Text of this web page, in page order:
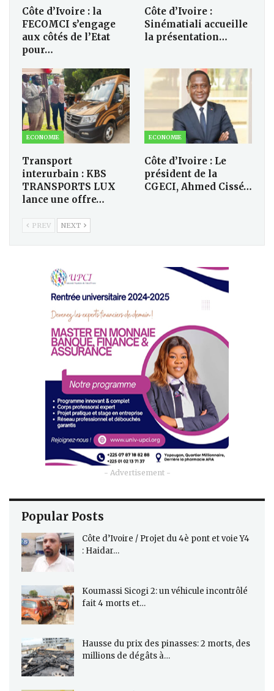
Côte d’Ivoire : la
FECOMCI s’engage
aux côtés de l’Etat
pour…
Côte d’Ivoire :
Sinématiali accueille
la présentation…
ECONOMIE
Transport
interurbain : KBS
TRANSPORTS LUX
lance une offre…
ECONOMIE
Côte d’Ivoire : Le
président de la
CGECI, Ahmed Cissé…
PREV NEXT
- Advertisement -
Popular Posts
Côte d’Ivoire / Projet du 4è pont et voie Y4
: Haidar…
Koumassi Sicogi 2: un véhicule incontrôlé
fait 4 morts et…
Hausse du prix des pinasses: 2 morts, des
millions de dégâts à…